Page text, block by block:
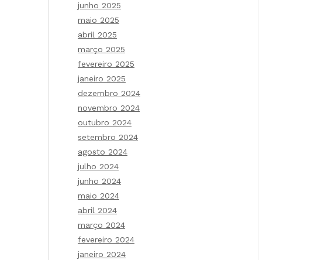
junho 2025
maio 2025
abril 2025
março 2025
fevereiro 2025
janeiro 2025
dezembro 2024
novembro 2024
outubro 2024
setembro 2024
agosto 2024
julho 2024
junho 2024
maio 2024
abril 2024
março 2024
fevereiro 2024
janeiro 2024